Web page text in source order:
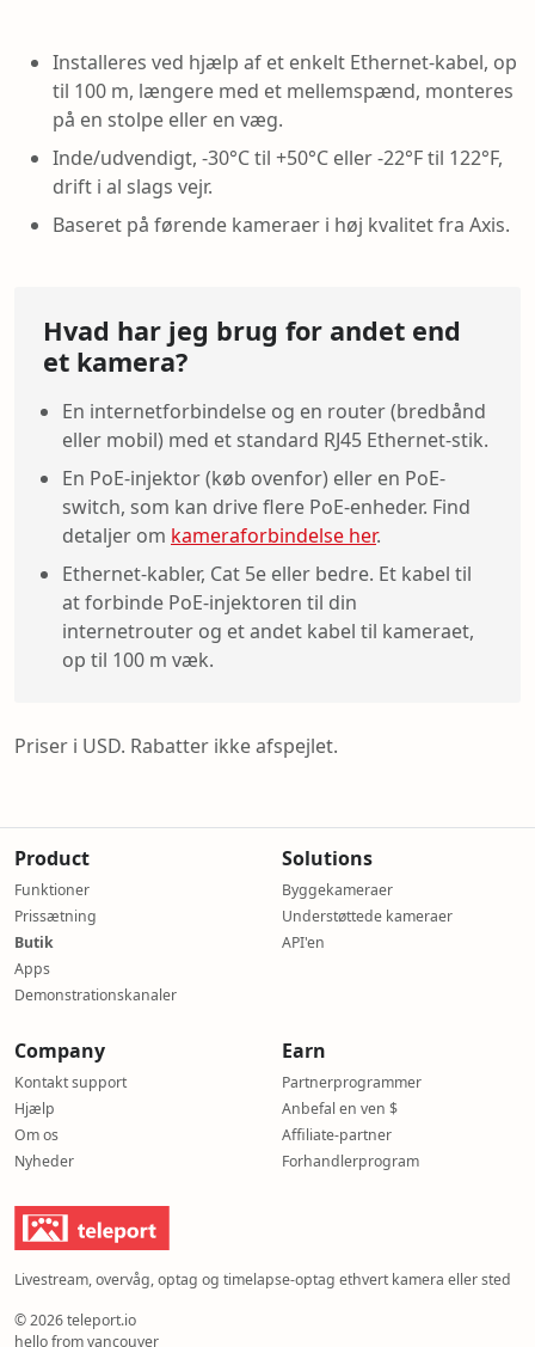
Installeres ved hjælp af et enkelt Ethernet-kabel, op
til 100 m, længere med et mellemspænd, monteres
på en stolpe eller en væg.
Inde/udvendigt, -30°C til +50°C eller -22°F til 122°F,
drift i al slags vejr.
Baseret på førende kameraer i høj kvalitet fra Axis.
Hvad har jeg brug for andet end
et kamera?
En internetforbindelse og en router (bredbånd
eller mobil) med et standard RJ45 Ethernet-stik.
En PoE-injektor (køb ovenfor) eller en PoE-
switch, som kan drive flere PoE-enheder. Find
detaljer om kameraforbindelse her.
Ethernet-kabler, Cat 5e eller bedre. Et kabel til
at forbinde PoE-injektoren til din
internetrouter og et andet kabel til kameraet,
op til 100 m væk.
Priser i USD. Rabatter ikke afspejlet.
Product
Funktioner
Prissætning
Butik
Apps
Demonstrationskanaler
Solutions
Byggekameraer
Understøttede kameraer
API'en
Company
Kontakt support
Hjælp
Om os
Nyheder
Earn
Partnerprogrammer
Anbefal en ven $
Affiliate-partner
Forhandlerprogram
Livestream, overvåg, optag og timelapse-optag ethvert kamera eller sted
© 2026 teleport.io
hello from vancouver